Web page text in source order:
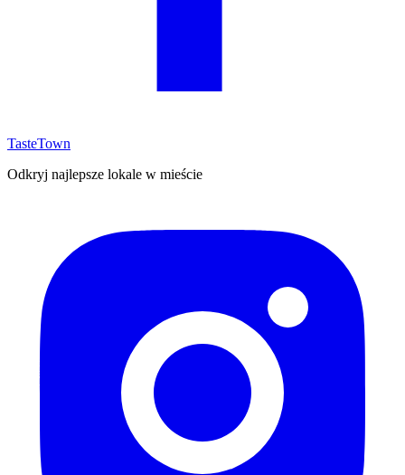
TasteTown
Odkryj najlepsze lokale w mieście